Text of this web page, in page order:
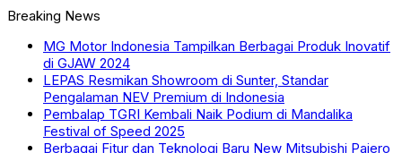
Breaking News
MG Motor Indonesia Tampilkan Berbagai Produk Inovatif
di GJAW 2024
LEPAS Resmikan Showroom di Sunter, Standar
Pengalaman NEV Premium di Indonesia
Pembalap TGRI Kembali Naik Podium di Mandalika
Festival of Speed 2025
Berbagai Fitur dan Teknologi Baru New Mitsubishi Pajero